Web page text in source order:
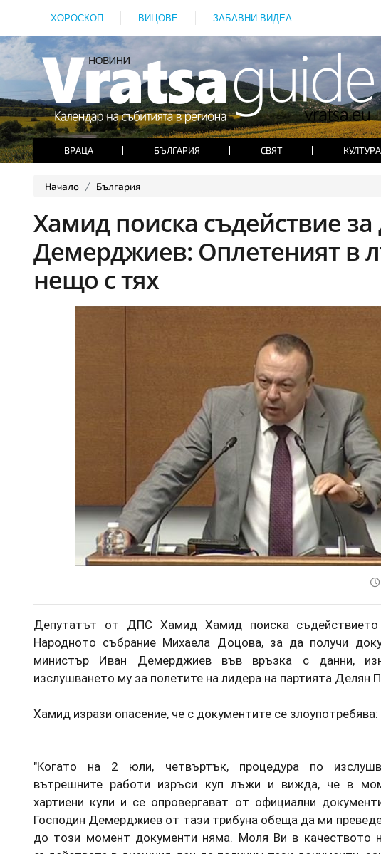
ХОРОСКОП ВИЦОВЕ ЗАБАВНИ ВИДЕА
ВРАЦА БЪЛГАРИЯ СВЯТ КУЛТУРА
Начало България
Хамид поиска съдействие
Демерджиев: Оплетеният в
нещо с тях
Депутатът от ДПС Хамид Хамид поиска съдействието
Народното събрание Михаела Доцова, за да получи
министър Иван Демерджиев във връзка с данни,
изслушването му за полетите на лидера на партията Делян
Хамид изрази опасение, че с документите се злоупотребява:
"Когато на 2 юли, четвъртък, процедура по
вътрешните работи изръси куп лъжи и вижда, че в
хартиени кули и се опровергават от официални
Господин Демерджиев от тази трибуна обеща да ми
до този момент документи няма. Моля Ви в качеството